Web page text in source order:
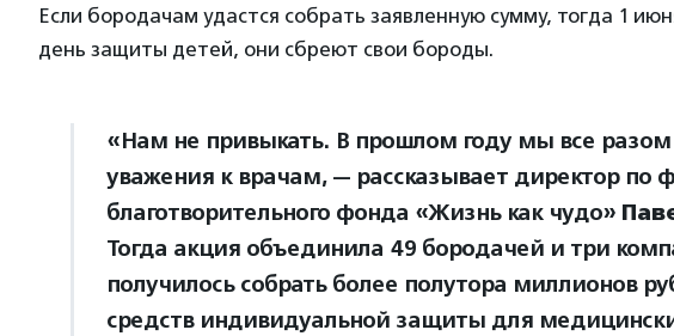
Если бородачам удастся собрать заявленную сумму, тогда 1
день защиты детей, они сбреют свои бороды.
«Нам не привыкать. В прошлом году мы все разом
уважения к врачам, — рассказывает директор по
благотворительного фонда «Жизнь как чудо»
Тогда акция объединила 49 бородачей и три
получилось собрать более полутора миллионов
средств индивидуальной защиты для